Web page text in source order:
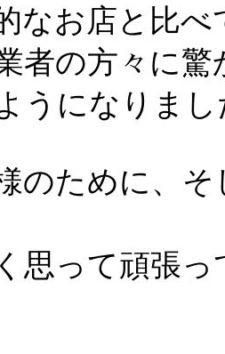
なお店と比べ
者の方々に
うになりまし
のために、
思って頑張っ